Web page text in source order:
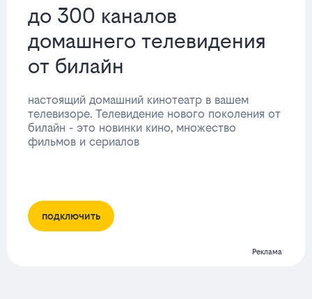
до 300 каналов
домашнего телевидения
от билайн
настоящий домашний кинотеатр в вашем
телевизоре. Телевидение нового поколения от
билайн - это новинки кино, множество
фильмов и сериалов
подключить
Реклама